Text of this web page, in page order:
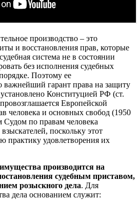
производство – это
и восстановления прав, которые
система не в состоянии
без исполнения судебных
Поэтому ее
важнейший гарант права на защиту
Конституцией РФ (ст.
Европейской
человека и основных свобод (1950
Судом по правам человека
поскольку этот
практику удовлетворения их
производится на
судебным приставом,
розыскного дела. Для
дела основанием служит: